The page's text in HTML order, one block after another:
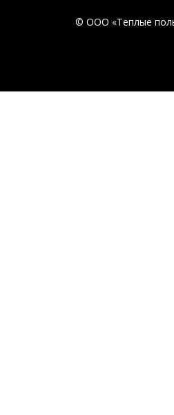
© ООО «Теплые